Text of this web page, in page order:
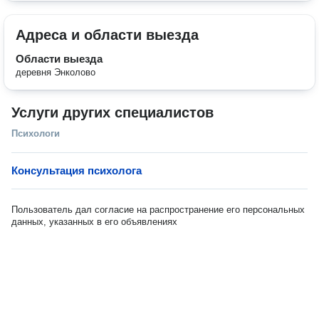
Адреса и области выезда
Области выезда
деревня Энколово
Услуги других специалистов
Психологи
Консультация психолога
Пользователь дал согласие на распространение его персональных
данных, указанных в его объявлениях